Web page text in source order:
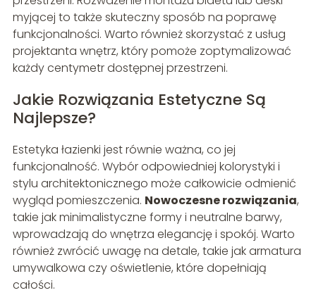
myjącej to także skuteczny sposób na poprawę
funkcjonalności. Warto również skorzystać z usług
projektanta wnętrz, który pomoże zoptymalizować
każdy centymetr dostępnej przestrzeni.
Jakie Rozwiązania Estetyczne Są
Najlepsze?
Estetyka łazienki jest równie ważna, co jej
funkcjonalność. Wybór odpowiedniej kolorystyki i
stylu architektonicznego może całkowicie odmienić
wygląd pomieszczenia. Nowoczesne rozwiązania,
takie jak minimalistyczne formy i neutralne barwy,
wprowadzają do wnętrza elegancję i spokój. Warto
również zwrócić uwagę na detale, takie jak armatura
umywalkowa czy oświetlenie, które dopełniają
całości.